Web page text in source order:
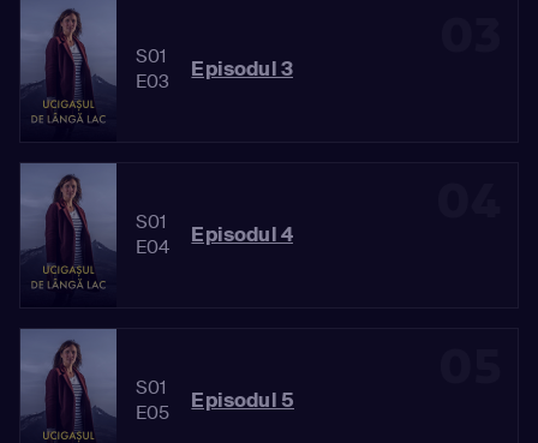
S01
E03
Episodul 3
S01
E04
Episodul 4
S01
E05
Episodul 5